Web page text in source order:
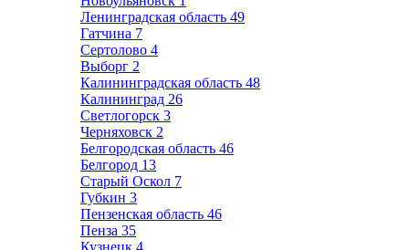
Ленинградская область 49
Гатчина 7
Сертолово 4
Выборг 2
Калининградская область 48
Калининград 26
Светлогорск 3
Черняховск 2
Белгородская область 46
Белгород 13
Старый Оскол 7
Губкин 3
Пензенская область 46
Пенза 35
Кузнецк 4